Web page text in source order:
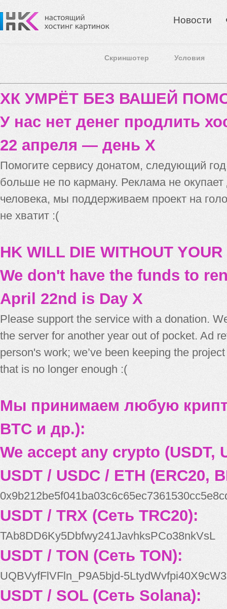
Новости
Скриншотер Условия
ХК УМРЁТ БЕЗ ВАШЕЙ
У нас нет денег продлить
22 апреля — день X
Помогите сервису донатом, следующий
больше не по карману. Реклама не
человека, мы поддерживаем проект на
не хватит :(
HK WILL DIE WITHOUT
We don't have the funds to
April 22nd is Day X
Please support the service with a donation.
the server for another year out of pocket. Ad
person's work; we’ve been keeping the
that is no longer enough :(
Мы принимаем любую
BTC и др.):
We accept any crypto (USDT,
USDT / USDC / ETH (ERC20,
USDT / TRX (Сеть TRC20):
TAb8DD6Ky5Dbfwy241JavhksPCo38nkVsL
USDT / TON (Сеть TON):
UQBVyfFlVFln_P9A5bjd-
USDT / SOL (Сеть Solana):